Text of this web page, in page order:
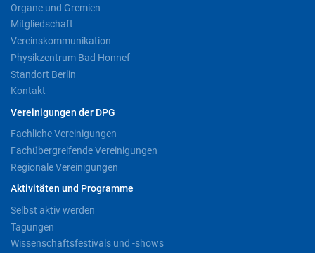
Organe und Gremien
Mitgliedschaft
Vereinskommunikation
Physikzentrum Bad Honnef
Standort Berlin
Kontakt
Vereinigungen der DPG
Fachliche Vereinigungen
Fachübergreifende Vereinigungen
Regionale Vereinigungen
Aktivitäten und Programme
Selbst aktiv werden
Tagungen
Wissenschaftsfestivals und -shows